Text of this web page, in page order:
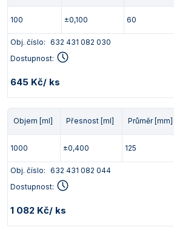
100 ±0,100 60
Obj. číslo: 632 431 082 030
Dostupnost:
645 Kč/ ks
Objem [ml] Přesnost [ml] Průměr [mm]
1000 ±0,400 125
Obj. číslo: 632 431 082 044
Dostupnost:
1 082 Kč/ ks